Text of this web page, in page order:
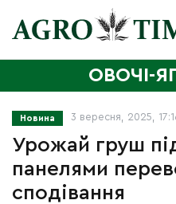
ОВОЧІ-
Новина 3 вересня, 2025,
Урожай груш
панелями
сподівання